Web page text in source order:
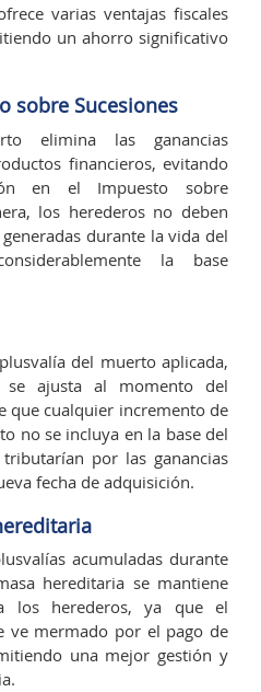
varias ventajas fiscales
un ahorro significativo
sobre Sucesiones
elimina las ganancias
financieros, evitando
en el Impuesto sobre
los herederos no deben
durante la vida del
la base
del muerto aplicada,
ajusta al momento del
que cualquier incremento de
no se incluya en la base del
tributarían por las ganancias
fecha de adquisición.
acumuladas durante
hereditaria se mantiene
los herederos, ya que el
ve mermado por el pago de
una mejor gestión y